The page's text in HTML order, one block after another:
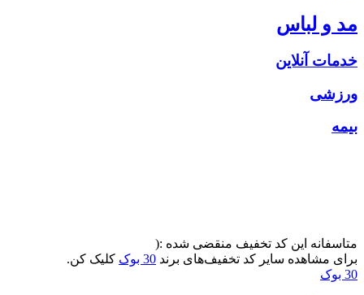
مد و لباس
خدمات آنلاین
ورزشی
بیمه
متاسفانه این کد تخفیف منقضی شده :(
برای مشاهده سایر کد تخفیف‌های برند 30 بوک
کلیک کن.
30 بوک